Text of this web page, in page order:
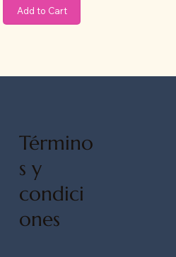
Add to Cart
Término
s y
condici
ones